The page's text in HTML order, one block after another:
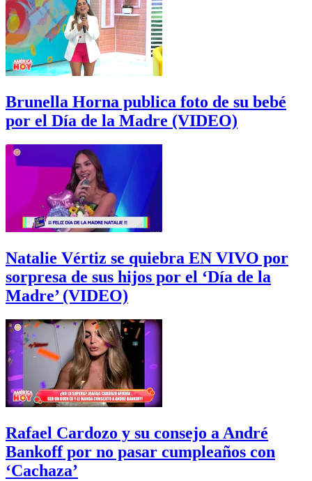
Brunella Horna publica foto de su bebé
por el Día de la Madre (VIDEO)
Natalie Vértiz se quiebra EN VIVO por
sorpresa de sus hijos por el ‘Día de la
Madre’ (VIDEO)
Rafael Cardozo y su consejo a André
Bankoff por no pasar cumpleaños con
‘Cachaza’